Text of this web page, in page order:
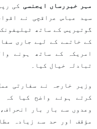
مہر خبررساں ایجنسی کی
سید عباس عراقچی نے
گوتیریس کے ساتھ
کے خاتمے کے لیے جاری
امریکہ کے ساتھ ہونے
تبادلہ خیال کیا۔
وزیر خارجہ نے سفارتی
کرتے ہوئے واضح کیا کہ
وعدوں سے بار بار
مؤقف اور حد سے زیادہ